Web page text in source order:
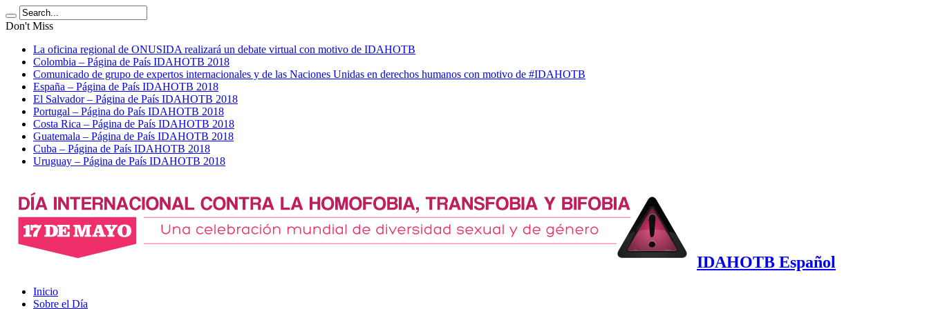
Don't Miss
La oficina regional de ONUSIDA realizará un debate virtual con motivo de IDAHOTB
Colombia – Página de País IDAHOTB 2018
Comunicado de grupo de expertos internacionales y de las Naciones Unidas en derechos humanos con motivo de #IDAHOTB
España – Página de País IDAHOTB 2018
El Salvador – Página de País IDAHOTB 2018
Portugal – Página do País IDAHOTB 2018
Costa Rica – Página de País IDAHOTB 2018
Guatemala – Página de País IDAHOTB 2018
Cuba – Página de País IDAHOTB 2018
Uruguay – Página de País IDAHOTB 2018
IDAHOTB Español
Inicio
Sobre el Día